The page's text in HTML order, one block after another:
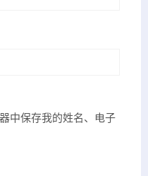
中保存我的姓名、电子